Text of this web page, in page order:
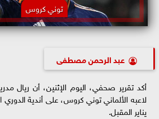
توني كروس
عبد الرحمن مصطفى
أكد تقرير صحفي، اليوم الإثنين، أن ريال
لاعبه الألماني توني كروس، على أندية الدوري
يناير المقبل.